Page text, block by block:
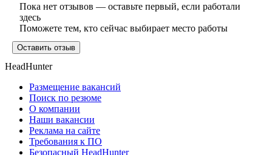
Пока нет отзывов — оставьте первый, если работали
здесь
Поможете тем, кто сейчас выбирает место работы
Оставить отзыв
HeadHunter
Размещение вакансий
Поиск по резюме
О компании
Наши вакансии
Реклама на сайте
Требования к ПО
Безопасный HeadHunter